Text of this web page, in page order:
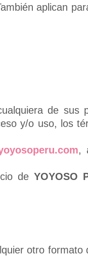
aplican
de sus
y/o uso, los
,
deYOYOSO
otro formato